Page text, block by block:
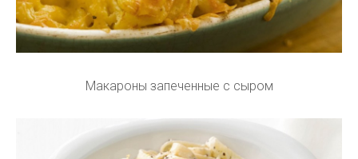
Макароны запеченные с сыром